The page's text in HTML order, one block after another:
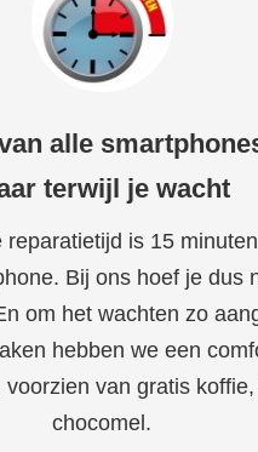
alle
terwijl je wacht
reparatietijd is 15
Bij ons hoef je dus
om het wachten zo
hebben we een
voorzien van gratis
chocomel.